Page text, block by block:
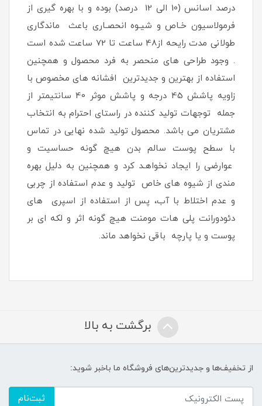
درصد اسانس (10 الی 12 درصد) بوده و با بهره گیری از
فرمولاسیون خـاص و شیـوه انحصـاری باعث ماندگاری
طولانی مدت رایحه از48 ساعت تا 72 ساعت شده است
. وجود طراحی های منحصر به فرد محصول و همچنین
استفاده از بهترین و جدیدترین افشانه های مخصوص با
زاویه پاشش 45 درجه و پاشش موثر 40 سانتیمتر از
جمله توجهات تولید کننده در راستای احترام به انتخاب
مشتریان می باشد. محصول تولید شده نهایی در تماس
با سطح پوست سالم بدن هیچ گونه حساسیت و
عوارضی را ایجاد نخواهـد کرد و همچنین به دلیل بهره
مندی از شیوه های خاص تولید و عدم استفاده از چربی
و عدم اختلاط با آب، پس از استفاده از اسپری های
دئودورانت پلی هات مومنت هیچ گونه اثر و لکه ای بر
پوست و یا پارچه باقی نخواهد ماند.
برگشت به بالا
از تخفیف‌ها و جدیدترین‌های فروشگاه ما باخبر شوید:
ثبت‌نام